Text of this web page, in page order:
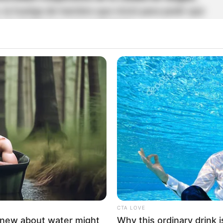
huelga de hambre que inició para pedir que
3 días debido a los hechos que vienen
detonante fue la muerte de Santiago;yo duré
del Tolima me acogió y sigo haciendo
que se cumplan mis peticiones".
llegando con normalidad a Ibagué
joven huelguista a las administraciones y
desaparecidos es de 36 personas
about water might
CTA LOVE
Why this ordinary drink